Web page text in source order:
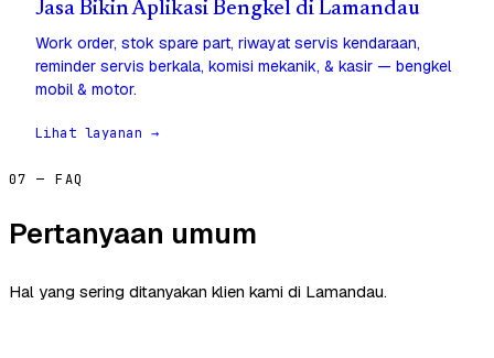
Jasa Bikin Aplikasi Bengkel di Lamandau
Work order, stok spare part, riwayat servis kendaraan,
reminder servis berkala, komisi mekanik, & kasir — bengkel
mobil & motor.
Lihat layanan →
07 — FAQ
Pertanyaan umum
Hal yang sering ditanyakan klien kami di Lamandau.